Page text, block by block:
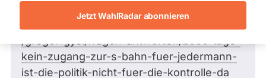
Über uns
Spenden
Jetzt WahlRadar abonnieren
kein-zugang-zur-s-bahn-fuer-jedermann-
ist-die-politik-nicht-fuer-die-kontrolle-da